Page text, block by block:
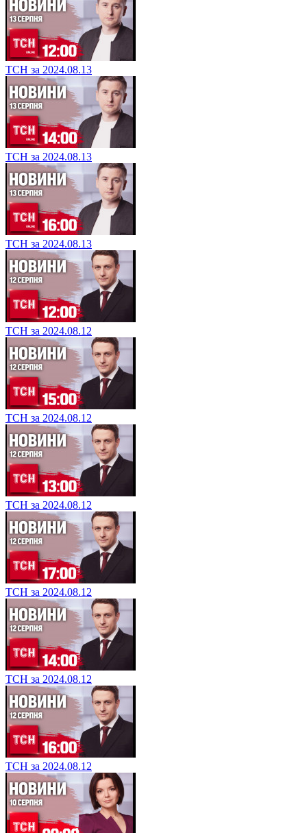
ТСН за 2024.08.13
ТСН за 2024.08.13
ТСН за 2024.08.13
ТСН за 2024.08.12
ТСН за 2024.08.12
ТСН за 2024.08.12
ТСН за 2024.08.12
ТСН за 2024.08.12
ТСН за 2024.08.12